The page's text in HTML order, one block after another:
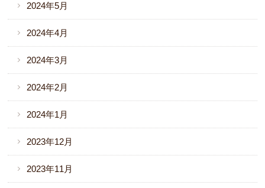
2024年5月
2024年4月
2024年3月
2024年2月
2024年1月
2023年12月
2023年11月